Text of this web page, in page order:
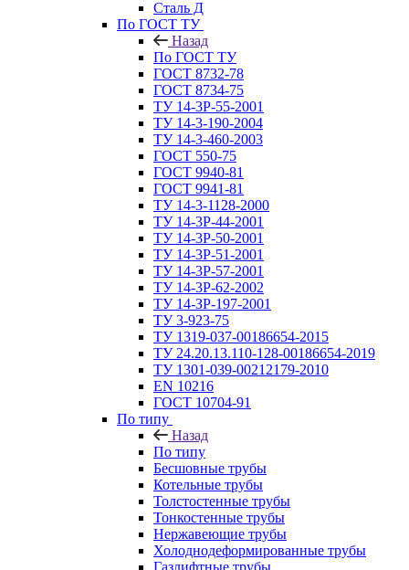
Сталь Д
По ГОСТ ТУ
Назад
По ГОСТ ТУ
ГОСТ 8732-78
ГОСТ 8734-75
ТУ 14-3Р-55-2001
ТУ 14-3-190-2004
ТУ 14-3-460-2003
ГОСТ 550-75
ГОСТ 9940-81
ГОСТ 9941-81
ТУ 14-3-1128-2000
ТУ 14-3Р-44-2001
ТУ 14-3Р-50-2001
ТУ 14-3Р-51-2001
ТУ 14-3Р-57-2001
ТУ 14-3Р-62-2002
ТУ 14-ЗР-197-2001
ТУ 3-923-75
ТУ 1319-037-00186654-2015
ТУ 24.20.13.110-128-00186654-2019
ТУ 1301-039-00212179-2010
EN 10216
ГОСТ 10704-91
По типу
Назад
По типу
Бесшовные трубы
Котельные трубы
Толстостенные трубы
Тонкостенные трубы
Нержавеющие трубы
Холоднодеформированные трубы
Газлифтные трубы